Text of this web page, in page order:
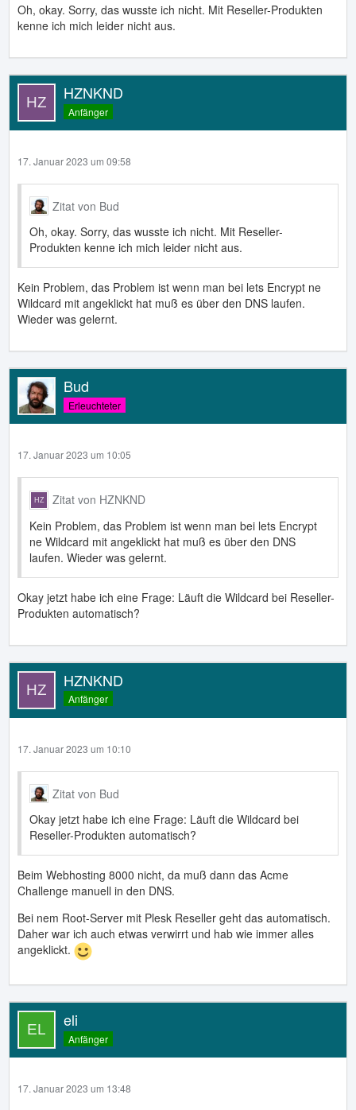
Oh, okay. Sorry, das wusste ich nicht. Mit Reseller-Produkten
kenne ich mich leider nicht aus.
HZNKND
Anfänger
17. Januar 2023 um 09:58
Zitat von Bud
Oh, okay. Sorry, das wusste ich nicht. Mit Reseller-
Produkten kenne ich mich leider nicht aus.
Kein Problem, das Problem ist wenn man bei lets Encrypt ne
Wildcard mit angeklickt hat muß es über den DNS laufen.
Wieder was gelernt.
Bud
Erleuchteter
17. Januar 2023 um 10:05
Zitat von HZNKND
Kein Problem, das Problem ist wenn man bei lets Encrypt
ne Wildcard mit angeklickt hat muß es über den DNS
laufen. Wieder was gelernt.
Okay jetzt habe ich eine Frage: Läuft die Wildcard bei Reseller-
Produkten automatisch?
HZNKND
Anfänger
17. Januar 2023 um 10:10
Zitat von Bud
Okay jetzt habe ich eine Frage: Läuft die Wildcard bei
Reseller-Produkten automatisch?
Beim Webhosting 8000 nicht, da muß dann das Acme
Challenge manuell in den DNS.
Bei nem Root-Server mit Plesk Reseller geht das automatisch.
Daher war ich auch etwas verwirrt und hab wie immer alles
angeklickt.
eli
Anfänger
17. Januar 2023 um 13:48